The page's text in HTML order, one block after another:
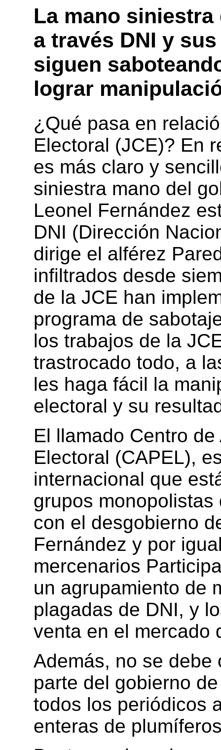
La mano
a través DNI y
siguen
lograr
¿Qué pasa en
Electoral (JCE)? En
es más claro y
siniestra mano del
Leonel Fernández
DNI (Dirección
dirige el alférez
infiltrados desde
de la JCE han
programa de
los trabajos de la
trastrocado todo, a
les haga fácil la
electoral y su
El llamado Centro
Electoral (CAPEL),
internacional que
grupos
con el desgobierno
Fernández y por
mercenarios
un agrupamiento de
plagadas de DNI, y
venta en el mercado
Además, no se debe
parte del gobierno
todos los periódicos
enteras de